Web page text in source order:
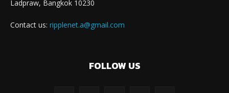
Ladpraw, Bangkok 10230
Contact us: ripplenet.a@gmail.com
FOLLOW US